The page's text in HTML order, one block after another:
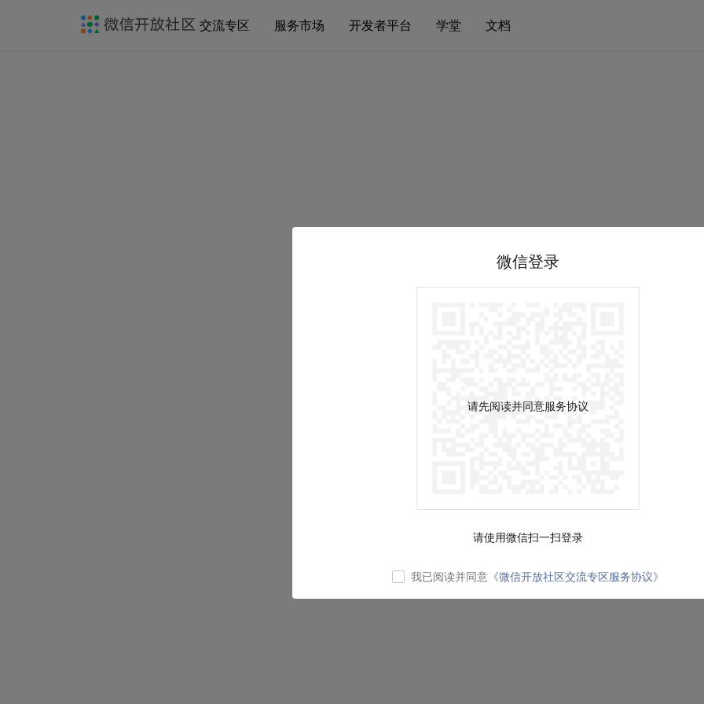
交流专区 服务市场 开发者平台 学堂 文档
微信登录
请先阅读并同意服务协议
请使用微信扫一扫登录
我已阅读并同意 《微信开放社区交流专区服务协议》